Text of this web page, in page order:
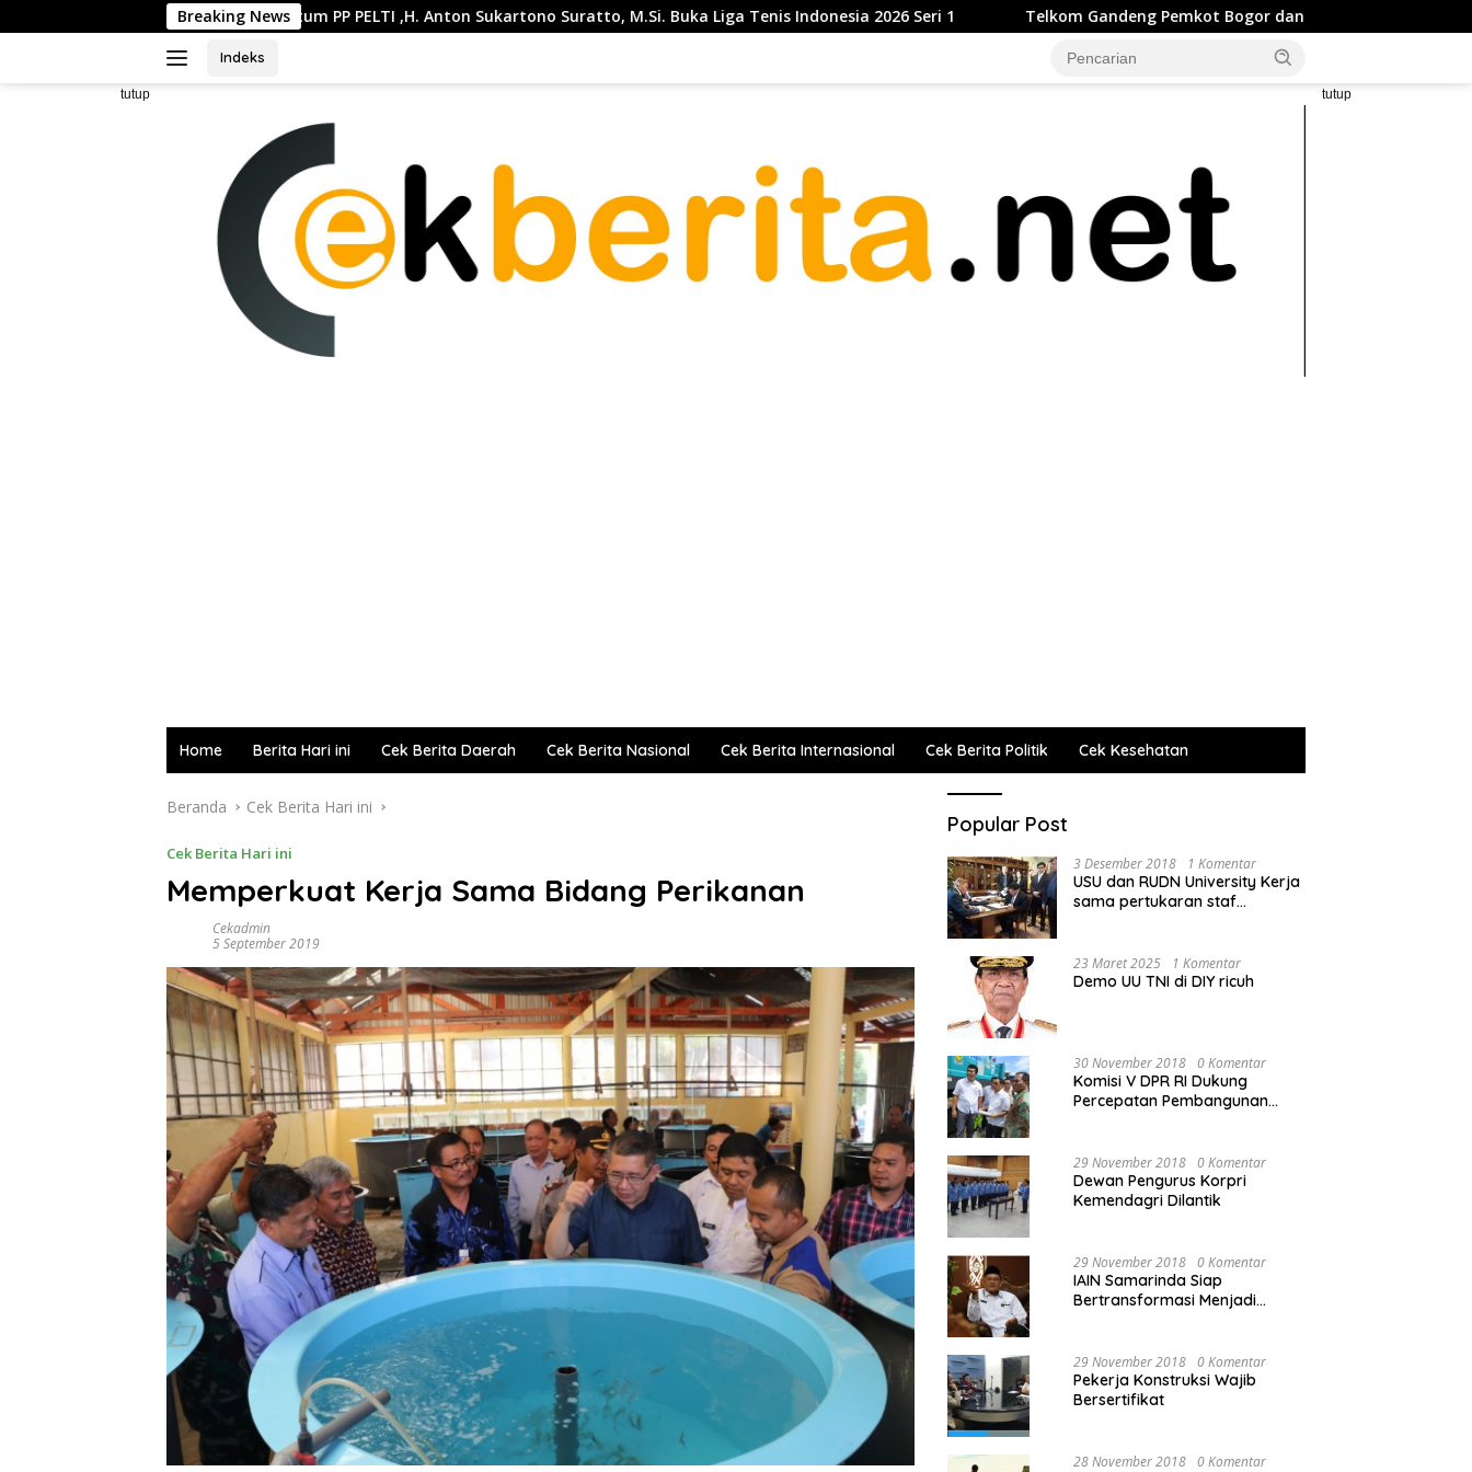
ke
Breaking News
Waketum PP PELTI ,H. Anton Sukartono Suratto, M.Si. Buka Liga Tenis Indonesia 2026 Seri 1 Telkom Gandeng Pemkot Bogor dan LAZ Harfa Percepat Penurunan Stunting di
Indeks
tutup tutup
Home Berita Hari ini Cek Berita Daerah Cek Berita Nasional Cek Berita Internasional Cek Berita Politik Cek Kesehatan
Beranda Cek Berita Hari ini
Cek Berita Hari ini
Memperkuat Kerja Sama Bidang Perikanan
Cekadmin
5 September 2019
Popular Post
3 Desember 2018 1 Komentar
USU dan RUDN University Kerja
sama pertukaran staf
23 Maret 2025 1 Komentar
Demo UU TNI di DIY ricuh
30 November 2018 0 Komentar
Komisi V DPR RI Dukung
Percepatan Pembangunan
29 November 2018 0 Komentar
Dewan Pengurus Korpri
Kemendagri Dilantik
29 November 2018 0 Komentar
IAIN Samarinda Siap
Bertransformasi Menjadi
29 November 2018 0 Komentar
Pekerja Konstruksi Wajib
Bersertifikat
28 November 2018 0 Komentar